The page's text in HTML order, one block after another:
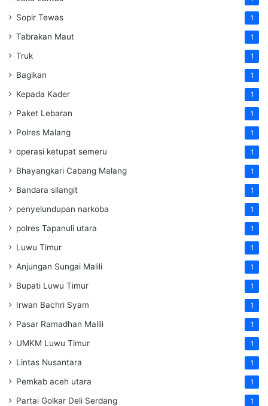
Sopir Tewas 1
Tabrakan Maut 1
Truk 1
Bagikan 1
Kepada Kader 1
Paket Lebaran 1
Polres Malang 1
operasi ketupat semeru 1
Bhayangkari Cabang Malang 1
Bandara silangit 1
penyelundupan narkoba 1
polres Tapanuli utara 1
Luwu Timur 1
Anjungan Sungai Malili 1
Bupati Luwu Timur 1
Irwan Bachri Syam 1
Pasar Ramadhan Malili 1
UMKM Luwu Timur 1
Lintas Nusantara 1
Pemkab aceh utara 1
Partai Golkar Deli Serdang 1